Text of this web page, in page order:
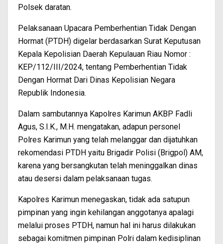
Polsek daratan.
Pelaksanaan Upacara Pemberhentian Tidak Dengan
Hormat (PTDH) digelar berdasarkan Surat Keputusan
Kepala Kepolisian Daerah Kepulauan Riau Nomor :
KEP/112/III/2024, tentang Pemberhentian Tidak
Dengan Hormat Dari Dinas Kepolisian Negara
Republik Indonesia.
Dalam sambutannya Kapolres Karimun AKBP Fadli
Agus, S.I.K., M.H. mengatakan, adapun personel
Polres Karimun yang telah melanggar dan dijatuhkan
rekomendasi PTDH yaitu Brigadir Polisi (Brigpol) AM,
karena yang bersangkutan telah meninggalkan dinas
atau desersi dalam pelaksanaan tugas.
Kapolres Karimun menegaskan, tidak ada satupun
pimpinan yang ingin kehilangan anggotanya apalagi
melalui proses PTDH, namun hal ini harus dilakukan
sebagai komitmen pimpinan Polri dalam kedisiplinan